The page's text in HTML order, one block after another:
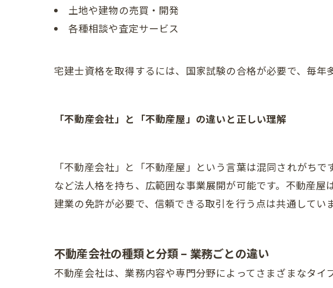
土地や建物の売買・開発
各種相談や査定サービス
宅建士資格を取得するには、国家試験の合格が必要で、毎年
「不動産会社」と「不動産屋」の違いと正しい理解
「不動産会社」と「不動産屋」という言葉は混同されがち
など法人格を持ち、広範囲な事業展開が可能です。不動産
建業の免許が必要で、信頼できる取引を行う点は共通していま
不動産会社の種類と分類 – 業務ごとの違い
不動産会社は、業務内容や専門分野によってさまざまなタイ